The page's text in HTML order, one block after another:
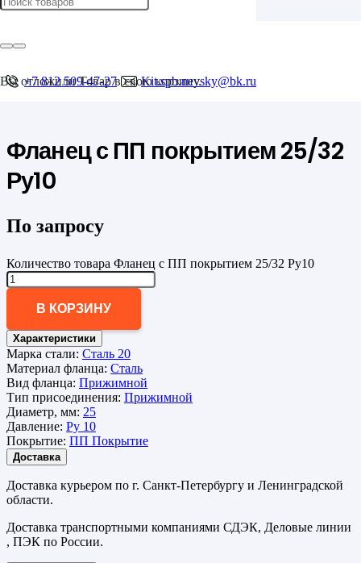
+7 812 509-47-27 Kit.spb.nevsky@bk.ru
Вы отложилиТоварв свою корзину.
Главная
/
Фланец с ПП покрытием 25/32
Ру10
По запросу
Количество товара Фланец с ПП покрытием 25/32 Ру10
В КОРЗИНУ
Характеристики
Марка стали: Сталь 20
Материал фланца: Сталь
Вид фланца: Прижимной
Тип присоединения: Прижимной
Диаметр, мм: 25
Давление: Ру 10
Покрытие: ПП Покрытие
Доставка
Доставка курьером по г. Санкт-Петербургу и Ленинградской
области.
Доставка транспортными компаниями СДЭК, Деловые линии
, ПЭК по России.